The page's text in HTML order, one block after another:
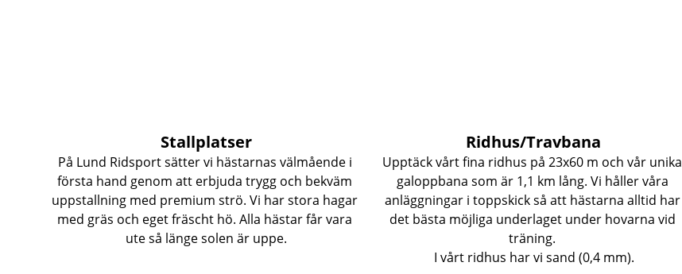
Stallplatser
På Lund Ridsport sätter vi hästarnas välmående i
första hand genom att erbjuda trygg och bekväm
uppstallning med premium strö. Vi har stora hagar
med gräs och eget fräscht hö. Alla hästar får vara
ute så länge solen är uppe.
Ridhus/Travbana
Upptäck vårt fina ridhus på 23x60 m och vår unika
galoppbana som är 1,1 km lång. Vi håller våra
anläggningar i toppskick så att hästarna alltid har
det bästa möjliga underlaget under hovarna vid
träning.
I vårt ridhus har vi sand (0,4 mm).